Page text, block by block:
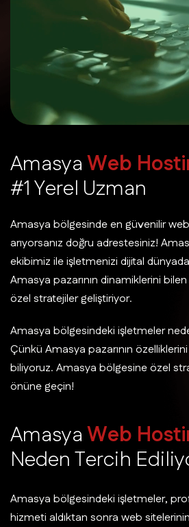
AmasyaWeb Hosti
#1Yerel Uzman
Amasya bölgesinde en güvenilir
arıyorsanız doğru adrestesiniz!
ekibimiz ile işletmenizi dijital
Amasya pazarının dinamiklerini
özel stratejiler geliştiriyor.
Amasya bölgesindeki işletmeler
Çünkü Amasya pazarının
biliyoruz. Amasya bölgesine özel
önüne geçin!
AmasyaWeb Hosti
NedenTercih Ediliy
Amasya bölgesindeki işletmeler,
hizmeti aldıktan sonra web